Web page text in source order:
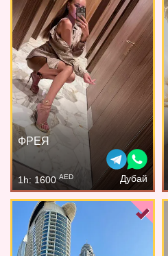
ФРЕЯ
1h: 1600AED Дубай